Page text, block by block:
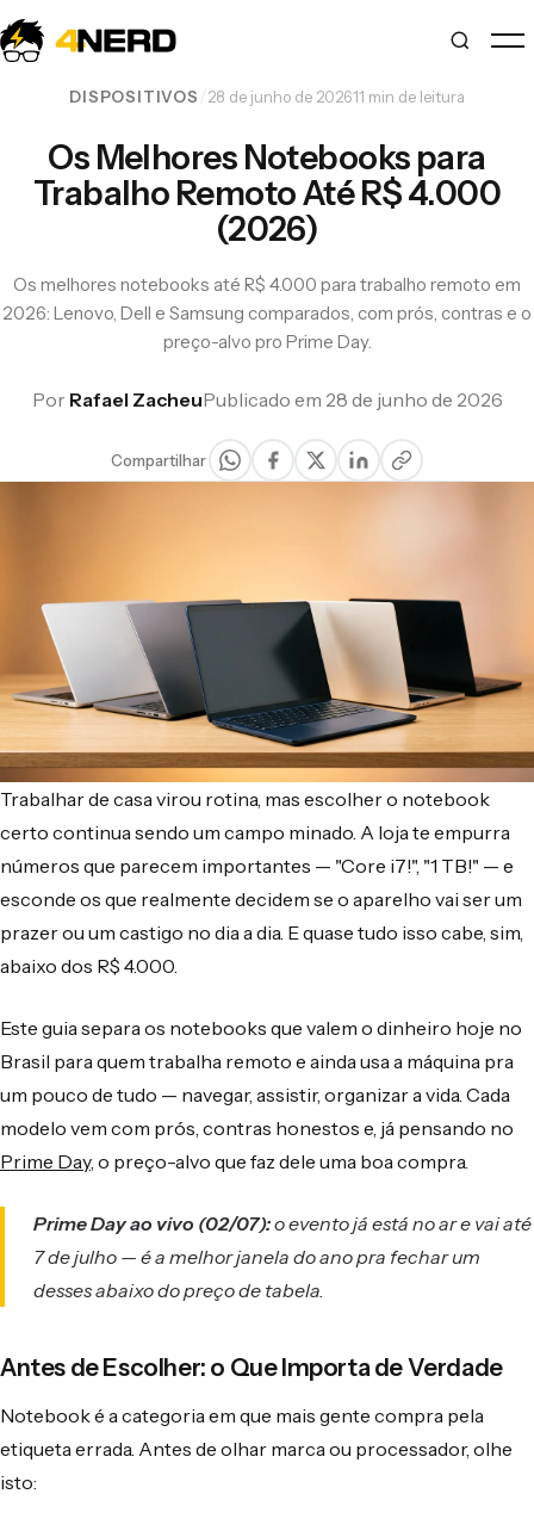
DISPOSITIVOS /28 de junho de 2026·11 min de leitura
Os Melhores Notebooks para
Trabalho Remoto Até R$ 4.000
(2026)
Os melhores notebooks até R$ 4.000 para trabalho remoto em
2026: Lenovo, Dell e Samsung comparados, com prós, contras e o
preço-alvo pro Prime Day.
Por Rafael ZacheuPublicado em 28 de junho de 2026
Compartilhar
Trabalhar de casa virou rotina, mas escolher o notebook
certo continua sendo um campo minado. A loja te empurra
números que parecem importantes — "Core i7!", "1 TB!" — e
esconde os que realmente decidem se o aparelho vai ser um
prazer ou um castigo no dia a dia. E quase tudo isso cabe, sim,
abaixo dos R$ 4.000.
Este guia separa os notebooks que valem o dinheiro hoje no
Brasil para quem trabalha remoto e ainda usa a máquina pra
um pouco de tudo — navegar, assistir, organizar a vida. Cada
modelo vem com prós, contras honestos e, já pensando no
Prime Day, o preço-alvo que faz dele uma boa compra.
Prime Day ao vivo (02/07):o evento já está no ar e vai até
7 de julho — é a melhor janela do ano pra fechar um
desses abaixo do preço de tabela.
Antes de Escolher: o Que Importa de Verdade
Notebook é a categoria em que mais gente compra pela
etiqueta errada. Antes de olhar marca ou processador, olhe
isto: